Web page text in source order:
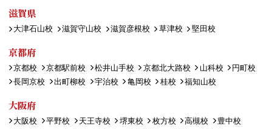
滋賀県
大津石山校 滋賀守山校 滋賀彦根校 草津校 堅田校
京都府
京都校 京都駅前校 松井山手校 京都北大路校 山科校
円町校
長岡京校
出町柳校 宇治校 亀岡校 桂校 福知山校
大阪府
大阪校 平野校 天王寺校 堺東校 枚方校 高槻校
豊中校